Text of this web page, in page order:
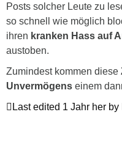
Posts solcher Leute zu
so schnell wie möglich
ihren kranken Hass auf
austoben.
Zumindest kommen diese
Unvermögens einem
Last edited 1 Jahr her